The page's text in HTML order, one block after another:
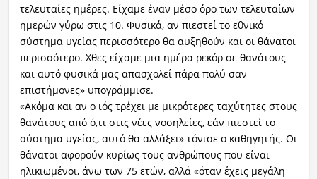
τελευταίες ημέρες. Είχαμε έναν μέσο όρο των τελευταίων
ημερών γύρω στις 10. Φυσικά, αν πιεστεί το εθνικό
σύστημα υγείας περισσότερο θα αυξηθούν και οι θάνατοι
περισσότερο. Χθες είχαμε μια ημέρα ρεκόρ σε θανάτους
και αυτό φυσικά μας απασχολεί πάρα πολύ σαν
επιστήμονες» υπογράμμισε.
«Ακόμα και αν ο ιός τρέχει με μικρότερες ταχύτητες στους
θανάτους από ό,τι στις νέες νοσηλείες, εάν πιεστεί το
σύστημα υγείας, αυτό θα αλλάξει» τόνισε ο καθηγητής. Οι
θάνατοι αφορούν κυρίως τους ανθρώπους που είναι
ηλικιωμένοι, άνω των 75 ετών, αλλά «όταν έχεις μεγάλη